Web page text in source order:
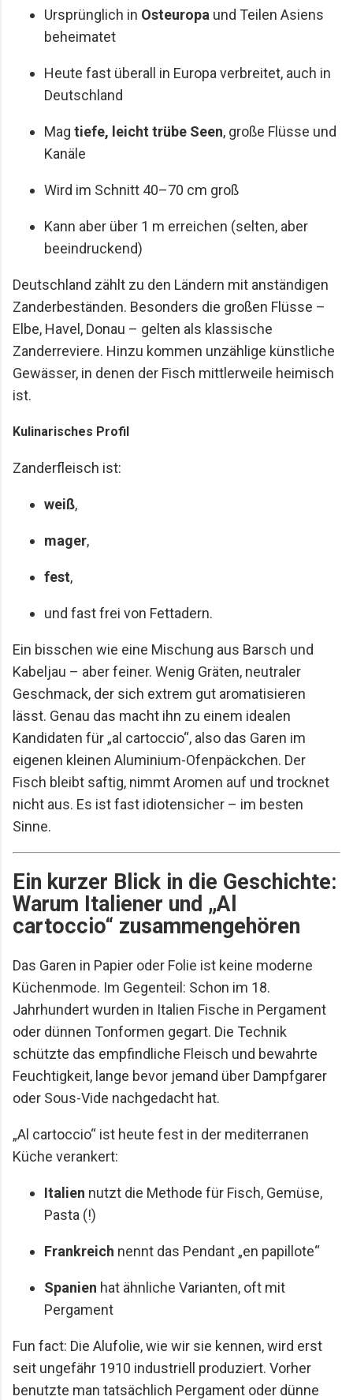
Ursprünglich in Osteuropa und Teilen Asiens
beheimatet
Heute fast überall in Europa verbreitet, auch in
Deutschland
Mag tiefe, leicht trübe Seen, große Flüsse und
Kanäle
Wird im Schnitt 40–70 cm groß
Kann aber über 1 m erreichen (selten, aber
beeindruckend)
Deutschland zählt zu den Ländern mit anständigen
Zanderbeständen. Besonders die großen Flüsse –
Elbe, Havel, Donau – gelten als klassische
Zanderreviere. Hinzu kommen unzählige künstliche
Gewässer, in denen der Fisch mittlerweile heimisch
ist.
Kulinarisches Profil
Zanderfleisch ist:
weiß,
mager,
fest,
und fast frei von Fettadern.
Ein bisschen wie eine Mischung aus Barsch und
Kabeljau – aber feiner. Wenig Gräten, neutraler
Geschmack, der sich extrem gut aromatisieren
lässt. Genau das macht ihn zu einem idealen
Kandidaten für „al cartoccio“, also das Garen im
eigenen kleinen Aluminium-Ofenpäckchen. Der
Fisch bleibt saftig, nimmt Aromen auf und trocknet
nicht aus. Es ist fast idiotensicher – im besten
Sinne.
Ein kurzer Blick in die Geschichte:
Warum Italiener und „Al
cartoccio“ zusammengehören
Das Garen in Papier oder Folie ist keine moderne
Küchenmode. Im Gegenteil: Schon im 18.
Jahrhundert wurden in Italien Fische in Pergament
oder dünnen Tonformen gegart. Die Technik
schützte das empfindliche Fleisch und bewahrte
Feuchtigkeit, lange bevor jemand über Dampfgarer
oder Sous-Vide nachgedacht hat.
„Al cartoccio“ ist heute fest in der mediterranen
Küche verankert:
Italien nutzt die Methode für Fisch, Gemüse,
Pasta (!)
Frankreich nennt das Pendant „en papillote“
Spanien hat ähnliche Varianten, oft mit
Pergament
Fun fact: Die Alufolie, wie wir sie kennen, wird erst
seit ungefähr 1910 industriell produziert. Vorher
benutzte man tatsächlich Pergament oder dünne